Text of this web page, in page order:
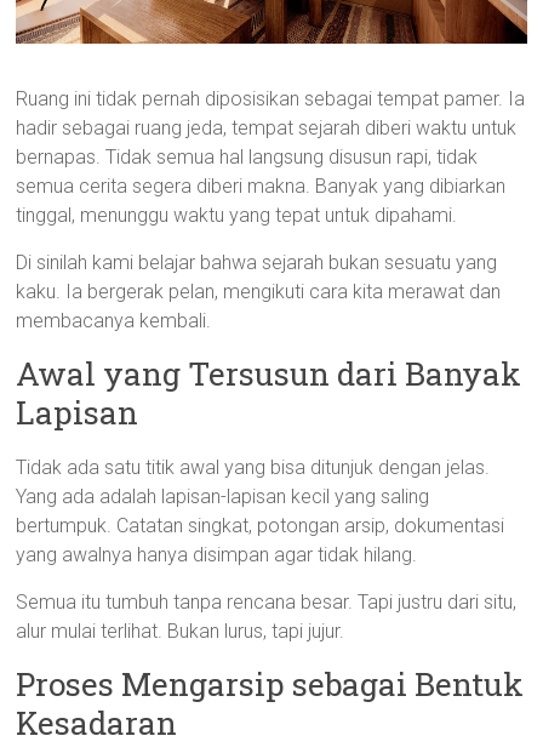
Ruang ini tidak pernah diposisikan sebagai tempat pamer. Ia
hadir sebagai ruang jeda, tempat sejarah diberi waktu untuk
bernapas. Tidak semua hal langsung disusun rapi, tidak
semua cerita segera diberi makna. Banyak yang dibiarkan
tinggal, menunggu waktu yang tepat untuk dipahami.
Di sinilah kami belajar bahwa sejarah bukan sesuatu yang
kaku. Ia bergerak pelan, mengikuti cara kita merawat dan
membacanya kembali.
Awal yang Tersusun dari Banyak
Lapisan
Tidak ada satu titik awal yang bisa ditunjuk dengan jelas.
Yang ada adalah lapisan-lapisan kecil yang saling
bertumpuk. Catatan singkat, potongan arsip, dokumentasi
yang awalnya hanya disimpan agar tidak hilang.
Semua itu tumbuh tanpa rencana besar. Tapi justru dari situ,
alur mulai terlihat. Bukan lurus, tapi jujur.
Proses Mengarsip sebagai Bentuk
Kesadaran